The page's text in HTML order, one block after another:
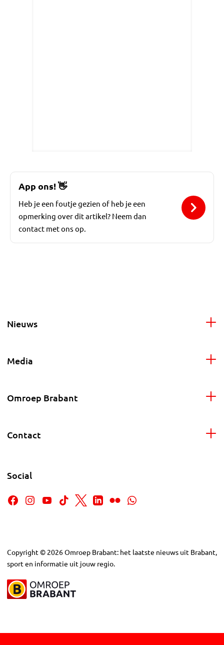
App ons!👋
Heb je een foutje gezien of heb je een
opmerking over dit artikel? Neem dan
contact met ons op.
Nieuws
Media
Omroep Brabant
Contact
Social
Copyright © 2026Omroep Brabant: het laatste nieuws uit Brabant,
sport en informatie uit jouw regio.